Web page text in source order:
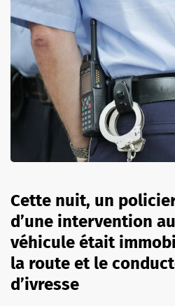
Cette nuit, un
d’une intervention
véhicule était
la route et le
d’ivresse